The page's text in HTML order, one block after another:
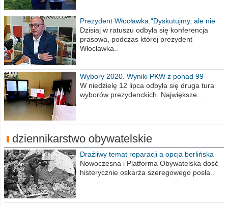
Prezydent Włocławka:"Dyskutujmy, ale nie
obrażajmy się”
Dzisiaj w ratuszu odbyła się konferencja
prasowa, podczas której prezydent
Włocławka..
Wybory 2020. Wyniki PKW z ponad 99
procent obwodów
W niedzielę 12 lipca odbyła się druga tura
wyborów prezydenckich. Największe..
dziennikarstwo obywatelskie
Drażliwy temat reparacji a opcja berlińska
Nowoczesna i Platforma Obywatelska dość
histerycznie oskarża szeregowego posła..